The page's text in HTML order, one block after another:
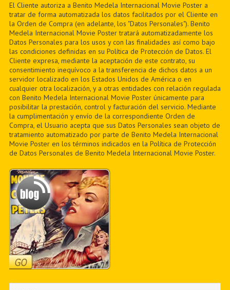
CUSTOM PDF
El Cliente autoriza a Benito Medela Internacional Movie Poster a
tratar de forma automatizada los datos facilitados por el Cliente en
la Orden de Compra (en adelante, los "Datos Personales"). Benito
Medela Internacional Movie Poster tratará automatizadamente los
Datos Personales para los usos y con las finalidades así como bajo
las condiciones definidas en su Política de Protección de Datos. El
Cliente expresa, mediante la aceptación de este contrato, su
consentimiento inequívoco a la transferencia de dichos datos a un
servidor localizado en los Estados Unidos de América o en
cualquier otra localización, y a otras entidades con relación regulada
con Benito Medela Internacional Movie Poster únicamente para
posibilitar la prestación, control y facturación del servicio. Mediante
la cumplimentación y envío de la correspondiente Orden de
Compra, el Usuario acepta que sus Datos Personales sean objeto de
tratamiento automatizado por parte de Benito Medela Internacional
Movie Poster en los términos indicados en la Política de Protección
de Datos Personales de Benito Medela Internacional Movie Poster.